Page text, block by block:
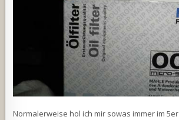
Normalerweise hol ich mir sowas immer im